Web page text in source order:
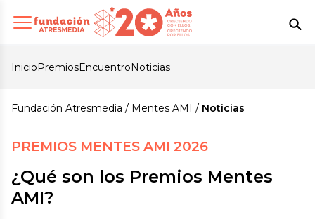
InicioPremiosEncuentroNoticias
Fundación Atresmedia Mentes AMI Noticias
PREMIOS MENTES AMI 2026
¿Qué son los Premios Mentes
AMI?